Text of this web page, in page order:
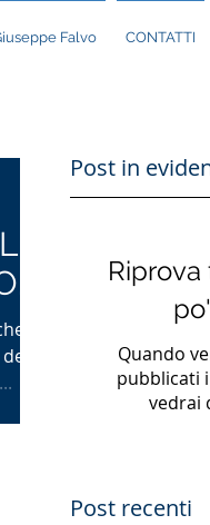
Falvo CONTATTI
Post in
Riprova
po'
Quando
pubblicati
vedrai
Post recenti